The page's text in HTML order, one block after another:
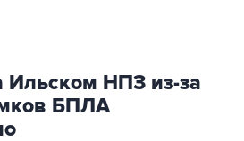
Ильском НПЗ из-за
БПЛА